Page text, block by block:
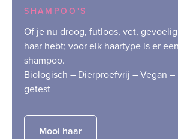
SHAMPOO'S
Of je nu droog, futloos, vet,
haar hebt; voor elk haartype is er
shampoo.
Biologisch – Dierproefvrij – Vegan
getest
Mooi haar